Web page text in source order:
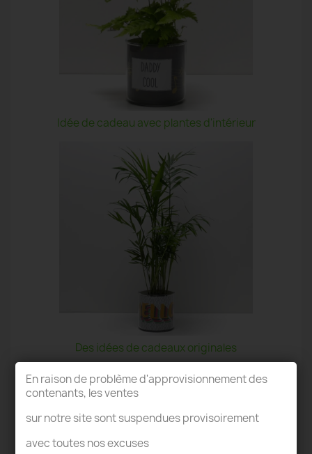
Idée de cadeau avec plantes d'intérieur
Des idées de cadeaux originales
En raison de problème d'approvisionnement des
contenants, les ventes
sur notre site sont suspendues provisoirement
avec toutes nos excuses